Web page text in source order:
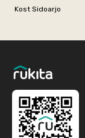
Kost Sidoarjo